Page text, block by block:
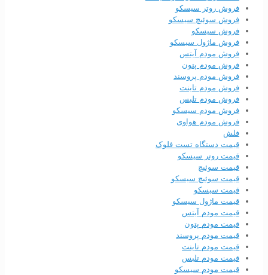
فروش روتر سیسکو
فروش سوئیچ سیسکو
فروش سیسکو
فروش ماژول سیسکو
فروش مودم آیتس
فروش مودم پتون
فروش مودم پروسند
فروش مودم تاینت
فروش مودم تلبس
فروش مودم سیسکو
فروش مودم هواوی
فلش
قیمت دستگاه تست فلوک
قیمت روتر سیسکو
قیمت سوئیچ
قیمت سوئیچ سیسکو
قیمت سیسکو
قیمت ماژول سیسکو
قیمت مودم آیتس
قیمت مودم پتون
قیمت مودم پروسند
قیمت مودم تاینت
قیمت مودم تلبس
قیمت مودم سیسکو